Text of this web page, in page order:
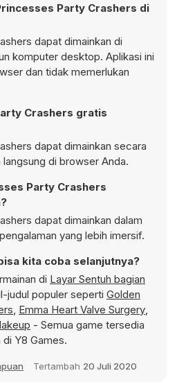
Party Crashers di
dapat dimainkan di
komputer desktop. Aplikasi ini
dan tidak memerlukan
Crashers gratis
dapat dimainkan secara
di browser Anda.
Party Crashers
dapat dimainkan dalam
yang lebih imersif.
kita coba selanjutnya?
di Layar Sentuh bagian
judul populer seperti Golden
, Emma Heart Valve Surgery,
- Semua game tersedia
Y8 Games.
Tertambah 20 Juli 2020